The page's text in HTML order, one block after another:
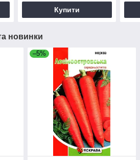
Купити
новинки
–5%